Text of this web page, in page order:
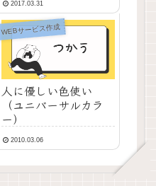
2017.03.31
WEBサービス作成
人に優しい色使い
（ユニバーサルカラ
ー）
2010.03.06